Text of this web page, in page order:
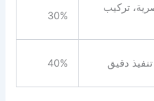
تركيب
30%
دقيق 40%